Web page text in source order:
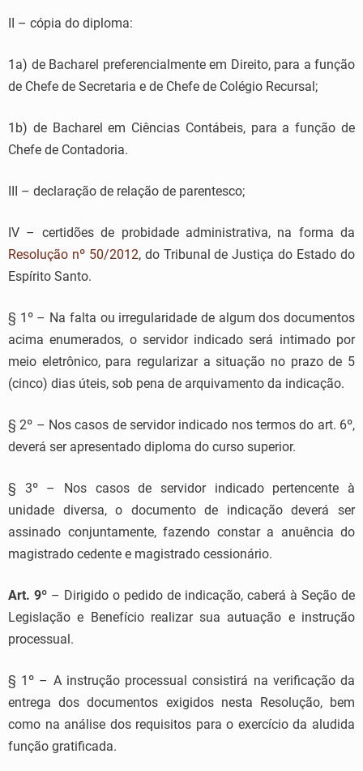
II – cópia do diploma:
1a) de Bacharel preferencialmente em Direito, para a função
de Chefe de Secretaria e de Chefe de Colégio Recursal;
1b) de Bacharel em Ciências Contábeis, para a função de
Chefe de Contadoria.
III – declaração de relação de parentesco;
IV – certidões de probidade administrativa, na forma da
Resolução nº 50/2012, do Tribunal de Justiça do Estado do
Espírito Santo.
§ 1º – Na falta ou irregularidade de algum dos documentos
acima enumerados, o servidor indicado será intimado por
meio eletrônico, para regularizar a situação no prazo de 5
(cinco) dias úteis, sob pena de arquivamento da indicação.
§ 2º – Nos casos de servidor indicado nos termos do art. 6º,
deverá ser apresentado diploma do curso superior.
§ 3º – Nos casos de servidor indicado pertencente à
unidade diversa, o documento de indicação deverá ser
assinado conjuntamente, fazendo constar a anuência do
magistrado cedente e magistrado cessionário.
Art. 9º – Dirigido o pedido de indicação, caberá à Seção de
Legislação e Benefício realizar sua autuação e instrução
processual.
§ 1º – A instrução processual consistirá na verificação da
entrega dos documentos exigidos nesta Resolução, bem
como na análise dos requisitos para o exercício da aludida
função gratificada.